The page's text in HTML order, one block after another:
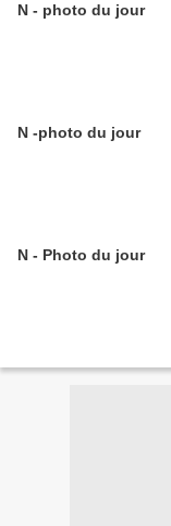
N - photo du jour
N -photo du jour
N - Photo du jour